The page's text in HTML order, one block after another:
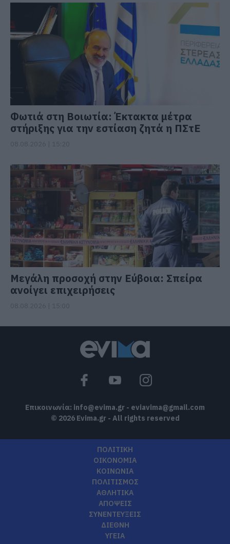
Φωτιά στη Βοιωτία: Έκτακτα μέτρα
στήριξης για την εστίαση ζητά η ΠΣτΕ
Μεγάλη προσοχή στην Εύβοια: Σπείρα
ανοίγει επιχειρήσεις
Επικοινωνία: info@evima.gr - eviavima@gmail.com
© 2026 Evima.gr - All rights reserved
ΠΟΛΙΤΙΚΗ
ΟΙΚΟΝΟΜΙΑ
ΚΟΙΝΩΝΙΑ
ΠΟΛΙΤΙΣΜΟΣ
ΑΘΛΗΤΙΚΑ
ΑΠΟΨΕΙΣ
ΣΥΝΕΝΤΕΥΞΕΙΣ
ΔΙΕΘΝΗ
ΥΓΕΙΑ